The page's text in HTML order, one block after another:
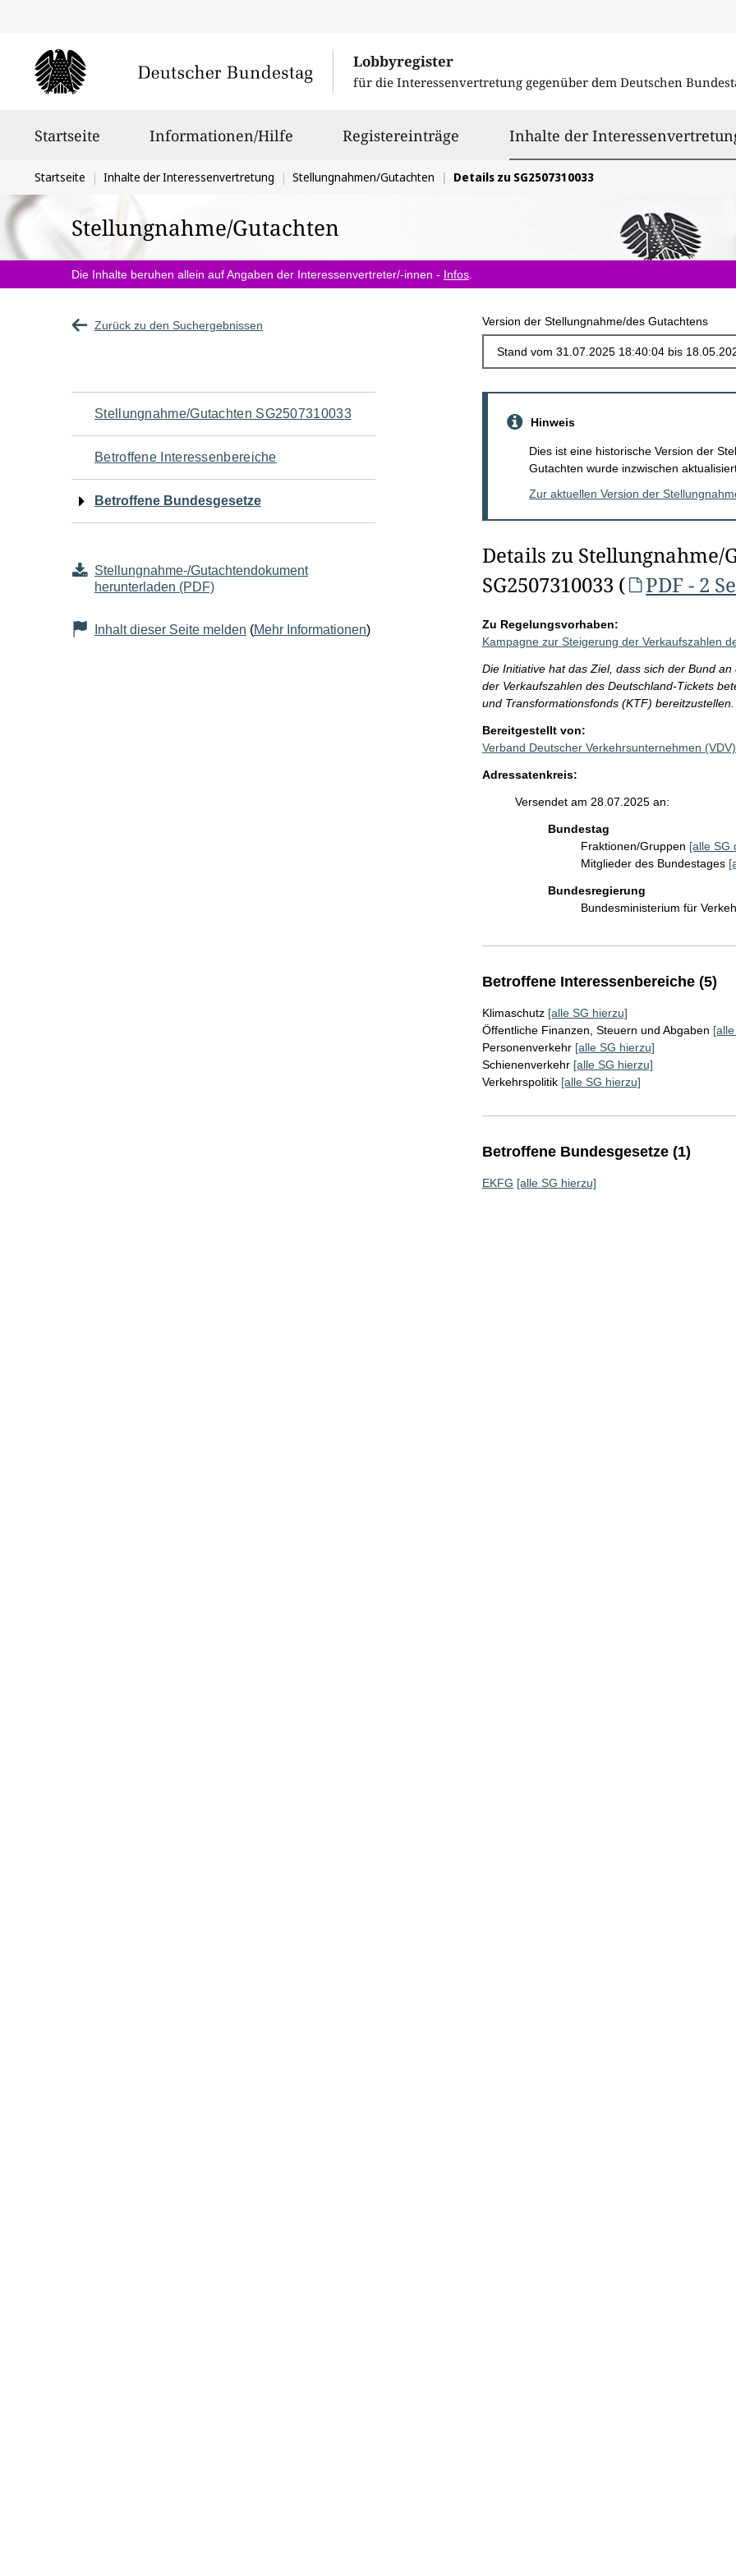
Lobbyregister
für die Interessenvertretung gegenüber dem Deutschen
Startseite Informationen/Hilfe Registereinträge Inhalte der
Sie
befinden
sich
hier:
Startseite Inhalte der Interessenvertretung Stellungnahmen/Gutachten Details zu SG2507310033
Stellungnahme/Gutachten
Die Inhalte beruhen allein auf Angaben der Interessenvertreter/-innen - Infos
Zurück zu den Suchergebnissen Version der Stellungnahme/des Gutachtens
Navigation
für
den
Seiteninhalt
Stellungnahme/Gutachten SG2507310033
Betroffene Interessenbereiche
Betroffene Bundesgesetze
Stellungnahme-/Gutachtendokument
herunterladen (PDF)
Inhalt dieser Seite melden (Mehr Informationen)
Hinweis
Dies ist eine historische Version der
Gutachten wurde inzwischen
Zur aktuellen Version der
Details zu Stellungnahme/
SG2507310033 (
PDF - 2
Zu Regelungsvorhaben:
Kampagne zur Steigerung der Verkaufszahlen
Die Initiative hat das Ziel, dass sich der Bund
der Verkaufszahlen des Deutschland-Tickets
und Transformationsfonds (KTF) bereitzustellen.
Bereitgestellt von:
Verband Deutscher Verkehrsunternehmen
Adressatenkreis:
Versendet am 28.07.2025 an:
Bundestag
Fraktionen/Gruppen [alle SG
Mitglieder des Bundestages
Bundesregierung
Bundesministerium für
Betroffene Interessenbereiche (5)
Klimaschutz [alle SG hierzu]
Öffentliche Finanzen, Steuern und Abgaben
Personenverkehr [alle SG hierzu]
Schienenverkehr [alle SG hierzu]
Verkehrspolitik [alle SG hierzu]
Betroffene Bundesgesetze (1)
EKFG [alle SG hierzu]